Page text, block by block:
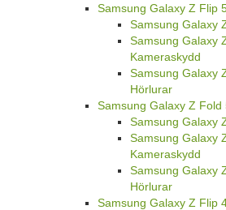
Samsung Galaxy Z Flip
Samsung Galaxy
Samsung Galaxy
Kameraskydd
Samsung Galaxy
Hörlurar
Samsung Galaxy Z Fold
Samsung Galaxy
Samsung Galaxy
Kameraskydd
Samsung Galaxy
Hörlurar
Samsung Galaxy Z Flip